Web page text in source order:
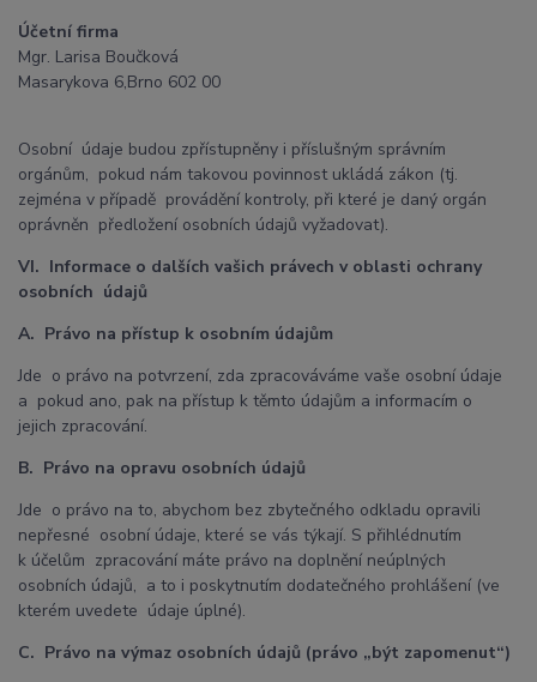
Účetní firma
Mgr. Larisa Boučková
Masarykova 6,Brno 602 00
Osobní údaje budou zpřístupněny i příslušným správním
orgánům, pokud nám takovou povinnost ukládá zákon (tj.
zejména v případě provádění kontroly, při které je daný orgán
oprávněn předložení osobních údajů vyžadovat).
VI. Informace o dalších vašich právech v oblasti ochrany
osobních údajů
A. Právo na přístup k osobním údajům
Jde o právo na potvrzení, zda zpracováváme vaše osobní údaje
a pokud ano, pak na přístup k těmto údajům a informacím o
jejich zpracování.
B. Právo na opravu osobních údajů
Jde o právo na to, abychom bez zbytečného odkladu opravili
nepřesné osobní údaje, které se vás týkají. S přihlédnutím
k účelům zpracování máte právo na doplnění neúplných
osobních údajů, a to i poskytnutím dodatečného prohlášení (ve
kterém uvedete údaje úplné).
C. Právo na výmaz osobních údajů (právo „být zapomenut“)